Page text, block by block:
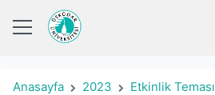
Anasayfa 2023 Etkinlik Teması